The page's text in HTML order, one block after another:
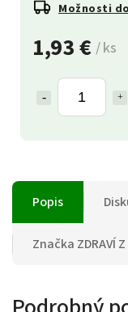
1,93 € / ks
Možnosti
Popis
Značka ZDRAVÍ